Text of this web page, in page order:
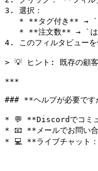
3. 選択：
4. このフィルタビューを
> 💡 ヒント: 既存の顧客
***
### **ヘルプが必要で
* 💬 **Discordでコミ
* 📧 **メールでお問い
* 💻 **ライブチャット：